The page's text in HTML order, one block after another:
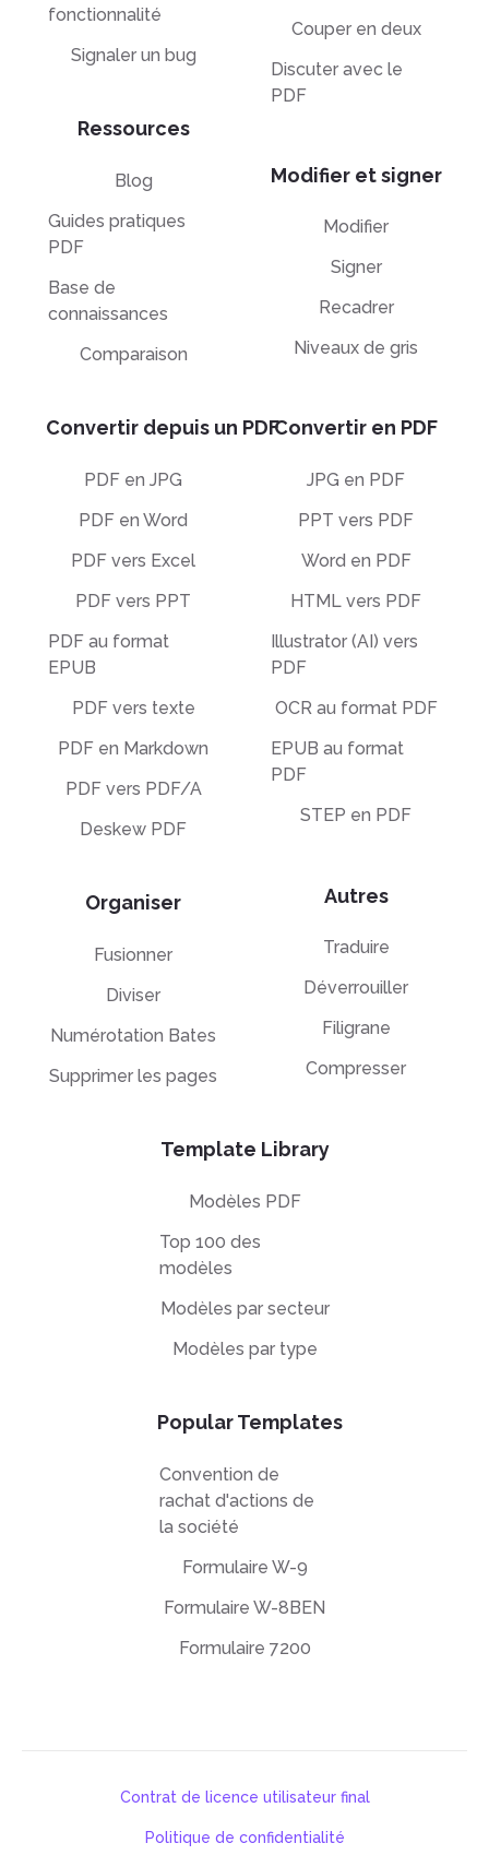
fonctionnalité
Signaler un bug
Ressources
Blog
Guides pratiques
PDF
Base de
connaissances
Comparaison
Couper en deux
Discuter avec le
PDF
Modifier et signer
Modifier
Signer
Recadrer
Niveaux de gris
Convertir depuis un PDF
PDF en JPG
PDF en Word
PDF vers Excel
PDF vers PPT
PDF au format
EPUB
PDF vers texte
PDF en Markdown
PDF vers PDF/A
Deskew PDF
Organiser
Fusionner
Diviser
Numérotation Bates
Supprimer les pages
Convertir en PDF
JPG en PDF
PPT vers PDF
Word en PDF
HTML vers PDF
Illustrator (AI) vers
PDF
OCR au format PDF
EPUB au format
PDF
STEP en PDF
Autres
Traduire
Déverrouiller
Filigrane
Compresser
Template Library
Modèles PDF
Top 100 des
modèles
Modèles par secteur
Modèles par type
Popular Templates
Convention de
rachat d'actions de
la société
Formulaire W-9
Formulaire W-8BEN
Formulaire 7200
Contrat de licence utilisateur final
Politique de confidentialité